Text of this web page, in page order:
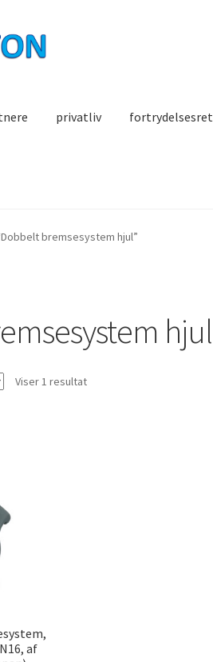
privatliv fortrydelsesret
bremsesystem hjul”
hjul
Viser 1 resultat
af